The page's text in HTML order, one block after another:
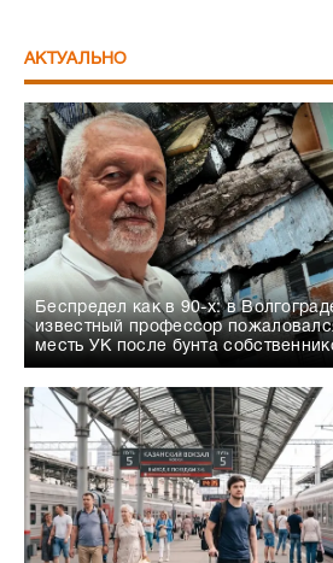
АКТУАЛЬНО
Беспредел как в 90-х: в
известный профессор
месть УК после бунта